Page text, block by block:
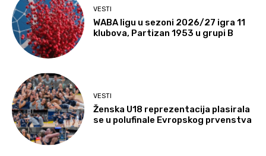
VESTI
WABA ligu u sezoni 2026/27 igra 11
klubova, Partizan 1953 u grupi B
VESTI
Ženska U18 reprezentacija plasirala
se u polufinale Evropskog prvenstva